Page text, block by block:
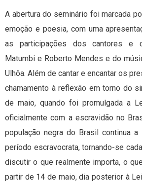
A abertura do seminário foi marcada
emoção e poesia, com uma
as participações dos cantores e
Matumbi e Roberto Mendes e do
Ulhôa. Além de cantar e encantar os
chamamento à reflexão em torno do
de maio, quando foi promulgada a
oficialmente com a escravidão no
população negra do Brasil continua
período escravocrata, tornando-se
discutir o que realmente importa, o
partir de 14 de maio, dia posterior à